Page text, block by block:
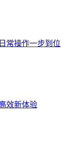
常操作一步到位
效新体验